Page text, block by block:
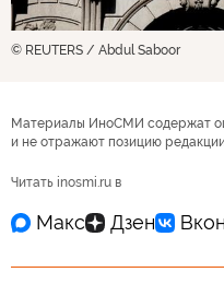
© REUTERS / Abdul Saboor
Материалы ИноСМИ содержат
и не отражают позицию
Читать inosmi.ru в